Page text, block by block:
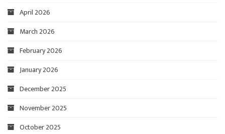
April 2026
March 2026
February 2026
January 2026
December 2025
November 2025
October 2025